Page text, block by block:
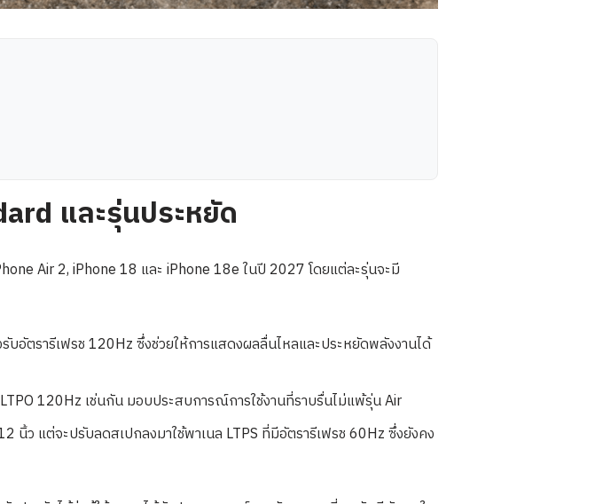
และรุ่นประหยัด
Air 2, iPhone 18 และ iPhone 18e ในปี 2027 โดยแต่ละรุ่นจะมี
บอัตรารีเฟรช 120Hz ซึ่งช่วยให้การแสดงผลลื่นไหลและประหยัดพลังงานได้
120Hz เช่นกัน มอบประสบการณ์การใช้งานที่ราบรื่นไม่แพ้รุ่น Air
ว แต่จะปรับลดสเปกลงมาใช้พาเนล LTPS ที่มีอัตรารีเฟรช 60Hz ซึ่งยังคง